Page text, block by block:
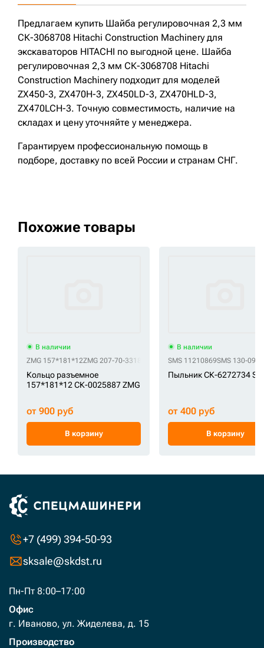
Предлагаем купить Шайба регулировочная 2,3 мм
СК-3068708 Hitachi Construction Machinery для
экскаваторов HITACHI по выгодной цене. Шайба
регулировочная 2,3 мм СК-3068708 Hitachi
Construction Machinery подходит для моделей
ZX450-3, ZX470H-3, ZX450LD-3, ZX470HLD-3,
ZX470LCH-3. Точную совместимость, наличие на
складах и цену уточняйте у менеджера.
Гарантируем профессиональную помощь в
подборе, доставку по всей России и странам СНГ.
Похожие товары
В наличии
ZMG 157*181*12ZMG 207-70-33181
Кольцо разъемное
157*181*12 СК-0025887 ZMG
от 900 руб
В корзину
В наличии
SMS 11210869SMS 130-09-
Пыльник СК-6272734
от 400 руб
В корзину
+7 (499) 394-50-93
sksale@skdst.ru
Пн-Пт 8:00–17:00
Офис
г. Иваново, ул. Жиделева, д. 15
Производство